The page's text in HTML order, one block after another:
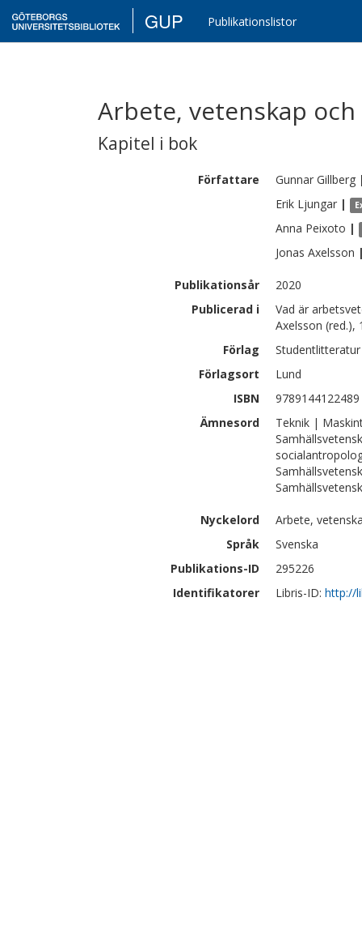
GUP Publikationslistor
Arbete, vetenskap
Kapitel i bok
Författare Gunnar Gillberg
Erik Ljungar |
Anna Peixoto |
Jonas Axelsson
Publikationsår
2020
Publicerad i
Vad är
Axelsson (red.),
Förlag
Studentlitteratur
Förlagsort
Lund
ISBN
9789144122489
Ämnesord
Teknik |
Nyckelord
Arbete,
Språk
Svenska
Publikations-ID
295226
Identifikatorer
Libris-ID: http://